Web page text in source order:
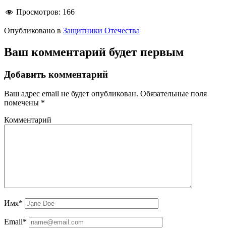
Просмотров: 166
Опубликовано в Защитники Отечества
Ваш комментарий будет первым
Добавить комментарий
Ваш адрес email не будет опубликован. Обязательные поля
помечены *
Комментарий
Имя*
Email*